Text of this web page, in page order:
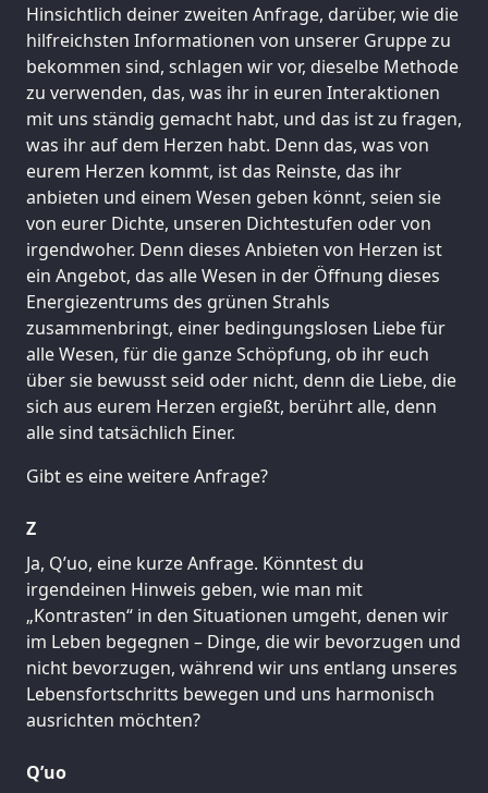
Hinsichtlich deiner zweiten Anfrage, darüber, wie die
hilfreichsten Informationen von unserer Gruppe zu
bekommen sind, schlagen wir vor, dieselbe Methode
zu verwenden, das, was ihr in euren Interaktionen
mit uns ständig gemacht habt, und das ist zu fragen,
was ihr auf dem Herzen habt. Denn das, was von
eurem Herzen kommt, ist das Reinste, das ihr
anbieten und einem Wesen geben könnt, seien sie
von eurer Dichte, unseren Dichtestufen oder von
irgendwoher. Denn dieses Anbieten von Herzen ist
ein Angebot, das alle Wesen in der Öffnung dieses
Energiezentrums des grünen Strahls
zusammenbringt, einer bedingungslosen Liebe für
alle Wesen, für die ganze Schöpfung, ob ihr euch
über sie bewusst seid oder nicht, denn die Liebe, die
sich aus eurem Herzen ergießt, berührt alle, denn
alle sind tatsächlich Einer.
Gibt es eine weitere Anfrage?
Z
Ja, Q’uo, eine kurze Anfrage. Könntest du
irgendeinen Hinweis geben, wie man mit
„Kontrasten“ in den Situationen umgeht, denen wir
im Leben begegnen – Dinge, die wir bevorzugen und
nicht bevorzugen, während wir uns entlang unseres
Lebensfortschritts bewegen und uns harmonisch
ausrichten möchten?
Q’uo